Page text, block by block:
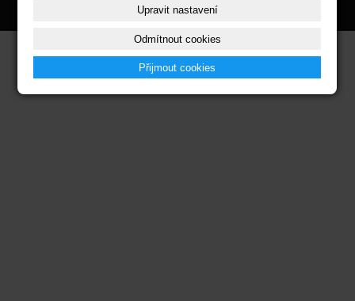
, e-mail:david@stepanek.online
Upravit nastavení
Odmítnout cookies
Přijmout cookies